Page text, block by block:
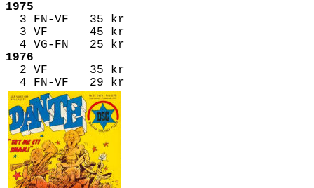
1975
3 FN-VF 35 kr
3 VF 45 kr
4 VG-FN 25 kr
1976
2 VF 35 kr
4 FN-VF 29 kr